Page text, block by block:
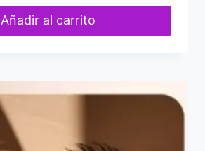
Añadir al carrito